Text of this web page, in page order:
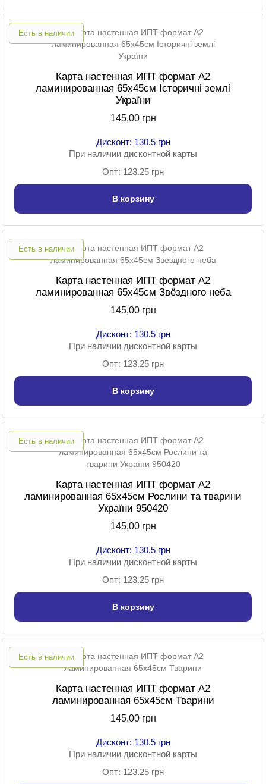
Есть в наличии
Карта настенная ИПТ формат А2
ламинированная 65х45см Історичні землі
України
145,00 грн
Дисконт: 130.5 грн
При наличии дисконтной карты
Опт: 123.25 грн
В корзину
Есть в наличии
Карта настенная ИПТ формат А2
ламинированная 65х45см Звёздного неба
145,00 грн
Дисконт: 130.5 грн
При наличии дисконтной карты
Опт: 123.25 грн
В корзину
Есть в наличии
Карта настенная ИПТ формат А2
ламинированная 65х45см Рослини та тварини
України 950420
145,00 грн
Дисконт: 130.5 грн
При наличии дисконтной карты
Опт: 123.25 грн
В корзину
Есть в наличии
Карта настенная ИПТ формат А2
ламинированная 65х45см Тварини
145,00 грн
Дисконт: 130.5 грн
При наличии дисконтной карты
Опт: 123.25 грн